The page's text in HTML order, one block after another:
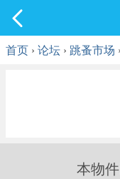
首页 › 论坛 › 跳蚤市场 ›
本物